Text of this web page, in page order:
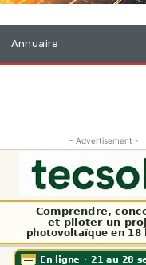
Annuaire
- Advertisement -